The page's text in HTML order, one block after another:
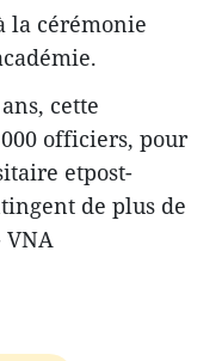
la cérémonie
cette
officiers, pour
etpost-
de plus de
VNA